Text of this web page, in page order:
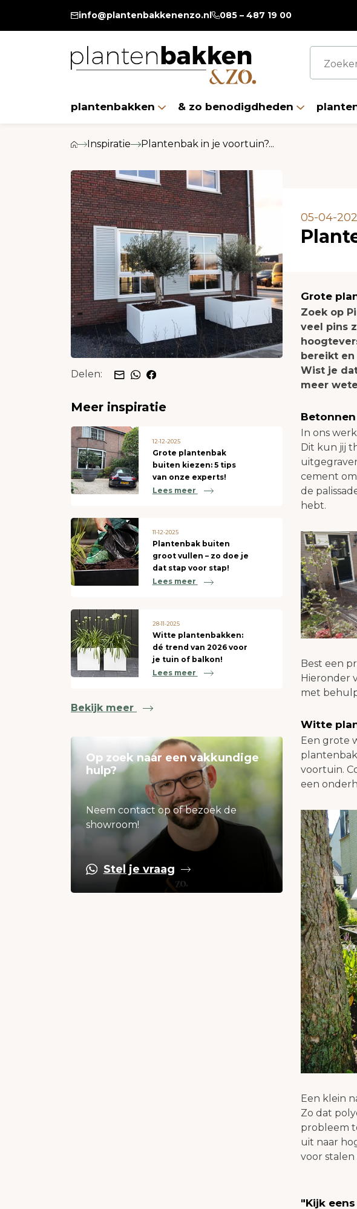
T/m 13 augustus 20% extra korting op alle
info@plantenbakkenenzo.nl 085 – 487 19 00
plantenbakken & zo benodigdheden
Inspiratie Plantenbak in je voortuin?...
Delen:
Meer inspiratie
12-12-2025
Grote plantenbak
buiten kiezen: 5 tips
van onze experts!
Lees meer
11-12-2025
Plantenbak buiten
groot vullen – zo doe je
dat stap voor stap!
Lees meer
28-11-2025
Witte plantenbakken:
dé trend van 2026 voor
je tuin of balkon!
Lees meer
Bekijk meer
Op zoek naar een vakkundige
hulp?
Neem contact op of bezoek de
showroom!
Stel je vraag
05-04-
Grote
Zoek op
veel pins
bereikt
Wist je
meer
In ons
Dit kun jij
cement
de
hebt.
Best een
Hieronder
met
Witte
Een grote
voortuin.
een
Een klein
Zo dat
probleem
uit naar
voor
"Kijk